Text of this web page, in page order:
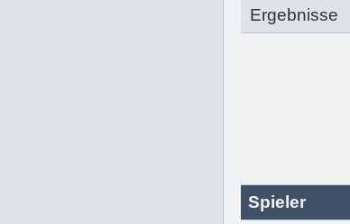
Ergebnisse
Spieler